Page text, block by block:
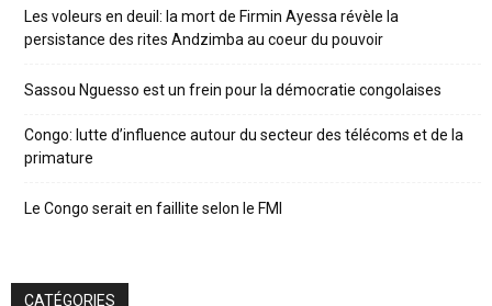
Les voleurs en deuil: la mort de Firmin Ayessa révèle la
persistance des rites Andzimba au coeur du pouvoir
Sassou Nguesso est un frein pour la démocratie congolaises
Congo: lutte d’influence autour du secteur des télécoms et de la
primature
Le Congo serait en faillite selon le FMI
CATÉGORIES